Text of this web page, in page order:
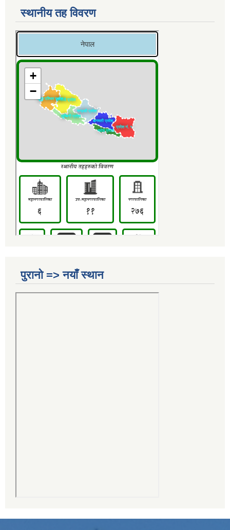
स्थानीय तह विवरण
पुरानो => नयाँ स्थान